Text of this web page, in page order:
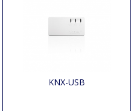
KNX-USB